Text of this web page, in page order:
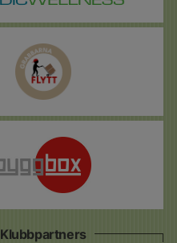
Klubbpartners